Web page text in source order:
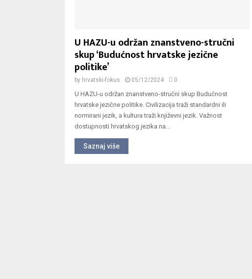
U HAZU-u održan znanstveno-stručni
skup ‘Budućnost hrvatske jezične
politike’
by hrvatski-fokus 05/12/2024 0
U HAZU-u održan znanstveno-stručni skup Budućnost
hrvatske jezične politike. Civilizacija traži standardni ili
normirani jezik, a kultura traži književni jezik. Važnost
dostupnosti hrvatskog jezika na...
Saznaj više